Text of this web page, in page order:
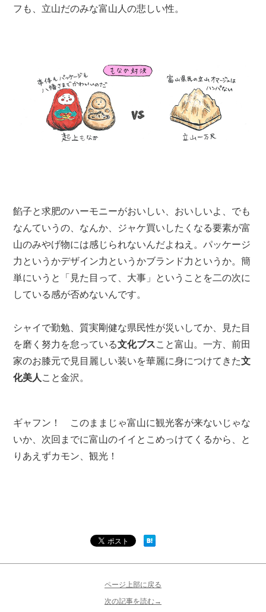
フも、立山だのみな富山人の悲しい性。
餡子と求肥のハーモニーがおいしい、おいしいよ、でも
なんていうの、なんか、ジャケ買いしたくなる要素が富
山のみやげ物には感じられないんだよねえ。パッケージ
力というかデザイン力というかブランド力というか。簡
単にいうと「見た目って、大事」ということを二の次に
している感が否めないんです。
シャイで勤勉、質実剛健な県民性が災いしてか、見た目
を磨く努力を怠っている文化ブスこと富山。一方、前田
家のお膝元で見目麗しい装いを華麗に身につけてきた文
化美人 こと金沢。
ギャフン！ このままじゃ富山に観光客が来ないじゃな
いか、次回までに富山のイイとこめっけてくるから、と
りあえずカモン、観光！
ページ上部に戻る
次の記事を読む→